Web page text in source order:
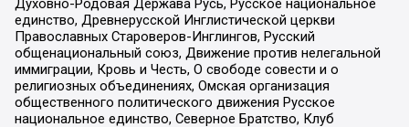
Духовно-Родовая Держава Русь, Русское национальное
единство, Древнерусской Инглистической церкви
Православных Староверов-Инглингов, Русский
общенациональный союз, Движение против нелегальной
иммиграции, Кровь и Честь, О свободе совести и о
религиозных объединениях, Омская организация
общественного политического движения Русское
национальное единство, Северное Братство, Клуб